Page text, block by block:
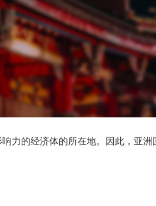
力的经济体的所在地。因此，亚洲